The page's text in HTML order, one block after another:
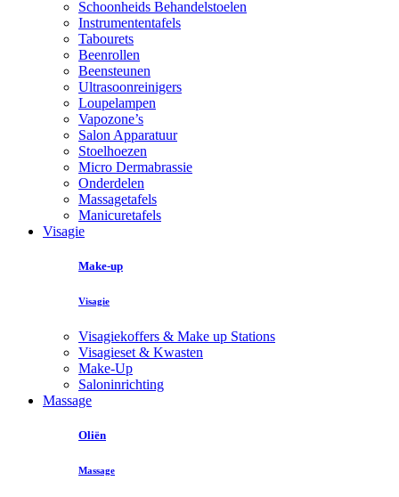
Schoonheids Behandelstoelen
Instrumententafels
Tabourets
Beenrollen
Beensteunen
Ultrasoonreinigers
Loupelampen
Vapozone’s
Salon Apparatuur
Stoelhoezen
Micro Dermabrassie
Onderdelen
Massagetafels
Manicuretafels
Visagie
Make-up
Visagie
Visagiekoffers & Make up Stations
Visagieset & Kwasten
Make-Up
Saloninrichting
Massage
Oliën
Massage